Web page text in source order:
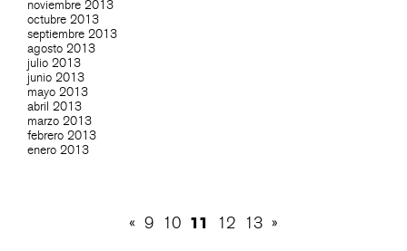
noviembre 2013
octubre 2013
septiembre 2013
agosto 2013
julio 2013
junio 2013
mayo 2013
abril 2013
marzo 2013
febrero 2013
enero 2013
« 9 10 11 12 13 »